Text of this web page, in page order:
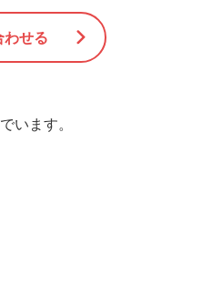
せる
います。